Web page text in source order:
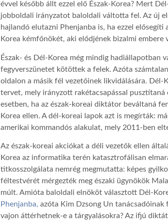
évvel később állt ezzel elő Észak-Korea? Mert
jobboldali irányzatot baloldali váltotta fel. Az új
hajlandó elutazni Phenjanba is, ha ezzel
Korea kémfőnökét, aki elődjének bizalmi embere
Észak- és Dél-Korea még mindig hadiállapotban
fegyverszünetet kötöttek a felek. Azóta
oldalon a másik fél vezetőinek likvidálására.
tervet, mely irányzott rakétacsapással
esetben, ha az észak-koreai diktátor beváltaná
Korea ellen. A dél-koreai lapok azt is megírták:
amerikai kommandós alakulat, mely 2011-ben
Az észak-koreai akciókat a déli vezetők ellen
Korea az informatika terén katasztrofálisan
titkosszolgálata nemrég megmutatta: képes
féltestvérét mérgezték meg északi ügynökök
múlt. Amióta baloldali elnököt választott Dél-
Phenjanba, azóta Kim Dzsong Un
vajon áttérhetnek-e a tárgyalásokra? Az ifjú